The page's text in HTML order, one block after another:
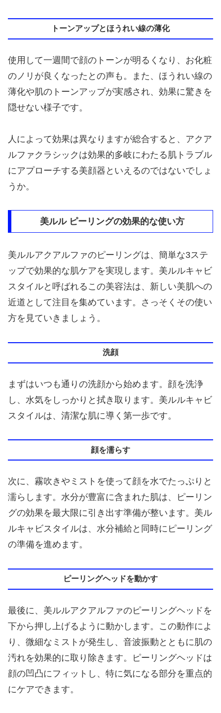
トーンアップとほうれい線の薄化
使用して一週間で顔のトーンが明るくなり、お化粧
のノリが良くなったとの声も。また、ほうれい線の
薄化や肌のトーンアップが実感され、効果に驚きを
隠せない様子です。
人によって効果は異なりますが総合すると、アクア
ルファクラシックは効果的多岐にわたる肌トラブル
にアプローチする美顔器といえるのではないでしょ
うか。
美ルル ピーリングの効果的な使い方
美ルルアクアルファのピーリングは、簡単な3ステ
ップで効果的な肌ケアを実現します。美ルルキャビ
スタイルと呼ばれるこの美容法は、新しい美肌への
近道として注目を集めています。さっそくその使い
方を見ていきましょう。
洗顔
まずはいつも通りの洗顔から始めます。顔を洗浄
し、水気をしっかりと拭き取ります。美ルルキャビ
スタイルは、清潔な肌に導く第一歩です。
顔を濡らす
次に、霧吹きやミストを使って顔を水でたっぷりと
濡らします。水分が豊富に含まれた肌は、ピーリン
グの効果を最大限に引き出す準備が整います。美ル
ルキャビスタイルは、水分補給と同時にピーリング
の準備を進めます。
ピーリングヘッドを動かす
最後に、美ルルアクアルファのピーリングヘッドを
下から押し上げるように動かします。この動作によ
り、微細なミストが発生し、音波振動とともに肌の
汚れを効果的に取り除きます。ピーリングヘッドは
顔の凹凸にフィットし、特に気になる部分を重点的
にケアできます。